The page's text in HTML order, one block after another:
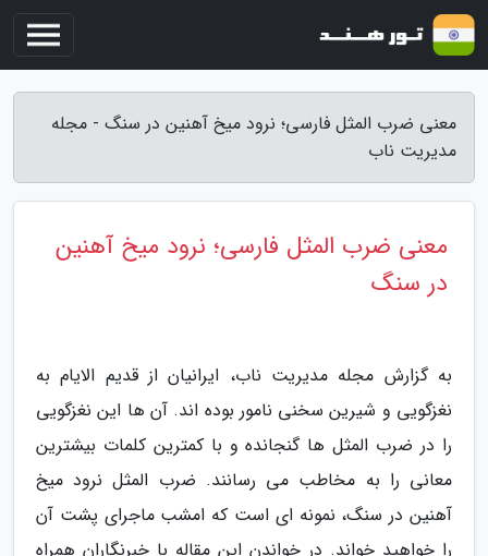
معنی ضرب المثل فارسی؛ نرود میخ آهنین در سنگ - مجله
مدیریت ناب
معنی ضرب المثل فارسی؛ نرود میخ آهنین
در سنگ
به گزارش مجله مدیریت ناب، ایرانیان از قدیم الایام به
نغزگویی و شیرین سخنی نامور بوده اند. آن ها این نغزگویی
را در ضرب المثل ها گنجانده و با کمترین کلمات بیشترین
معانی را به مخاطب می رسانند. ضرب المثل نرود میخ
آهنین در سنگ، نمونه ای است که امشب ماجرای پشت آن
را خواهید خواند. در خواندن این مقاله با خبرنگاران همراه